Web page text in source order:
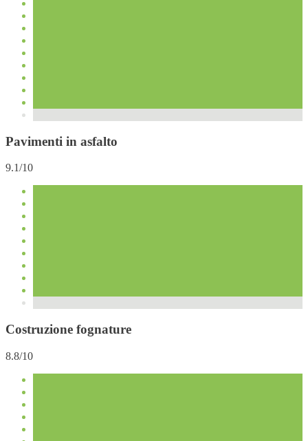
Pavimenti in asfalto
9.1/10
Costruzione fognature
8.8/10